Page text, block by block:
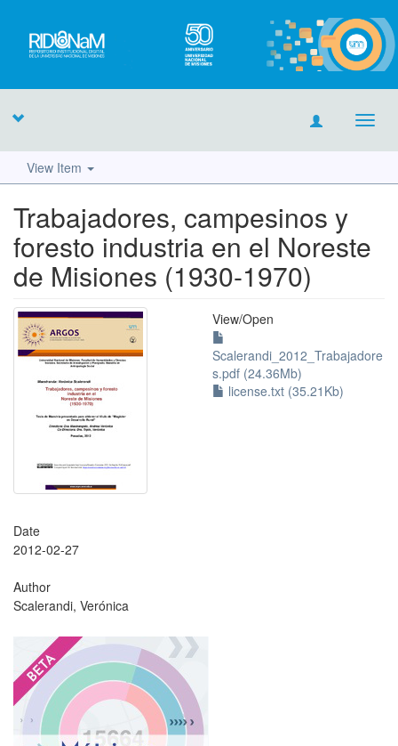
View Item
Trabajadores, campesinos y
foresto industria en el Noreste
de Misiones (1930-1970)
View/Open
Scalerandi_2012_Trabajadore
s.pdf (24.36Mb)
license.txt (35.21Kb)
Date
2012-02-27
Author
Scalerandi, Verónica
?